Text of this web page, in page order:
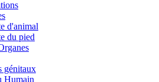
d'animal
du pied
génitaux
Humain